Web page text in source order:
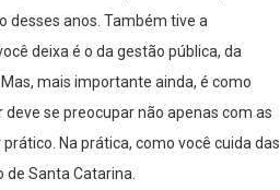
desses anos. Também tive a
deixa é o da gestão pública, da
mais importante ainda, é como
se preocupar não apenas com as
Na prática, como você cuida das
Santa Catarina.